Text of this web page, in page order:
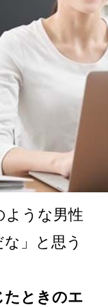
ような男性
」と思う
たときのエ